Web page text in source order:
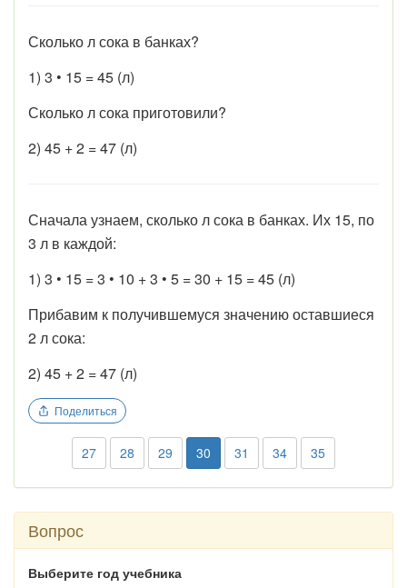
Сколько л сока в банках?
1) 3 • 15 = 45 (л)
Сколько л сока приготовили?
2) 45 + 2 = 47 (л)
Сначала узнаем, сколько л сока в банках. Их 15, по
3 л в каждой:
1) 3 • 15 = 3 • 10 + 3 • 5 = 30 + 15 = 45 (л)
Прибавим к получившемуся значению оставшиеся
2 л сока:
2) 45 + 2 = 47 (л)
Поделиться
27 28 29 30 31 34 35
Вопрос
Выберите год учебника